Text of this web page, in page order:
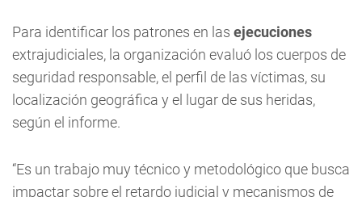
Para identificar los patrones en las ejecuciones
extrajudiciales, la organización evaluó los cuerpos de
seguridad responsable, el perfil de las víctimas, su
localización geográfica y el lugar de sus heridas,
según el informe.
“Es un trabajo muy técnico y metodológico que busca
impactar sobre el retardo judicial y mecanismos de